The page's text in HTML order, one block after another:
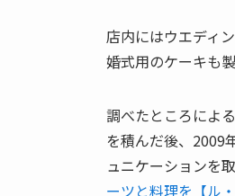
店内にはウエディ
婚式用のケーキも
調べたところによ
を積んだ後、2009
ュニケーションを
ーツと料理を【ル